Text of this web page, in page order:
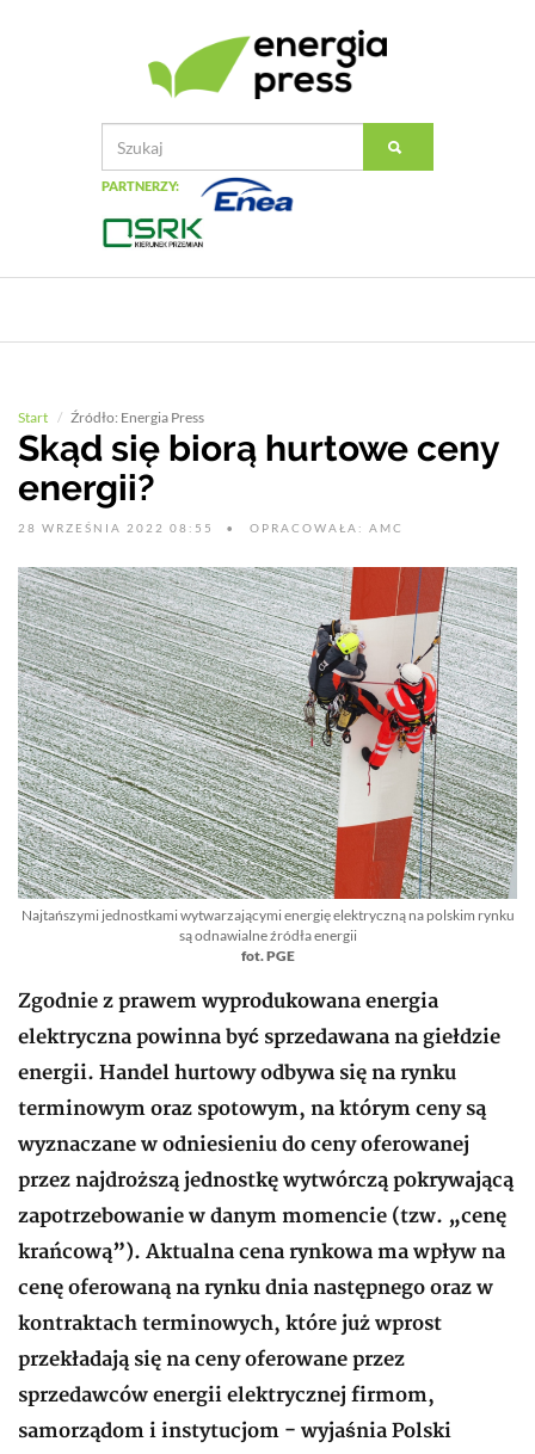
PARTNERZY:
Start Źródło: Energia Press
Skąd się biorą hurtowe ceny
energii?
28 WRZEŚNIA 2022 08:55 OPRACOWAŁA: AMC
Najtańszymi jednostkami wytwarzającymi energię elektryczną na polskim rynku
są odnawialne źródła energii
fot. PGE
Zgodnie z prawem wyprodukowana energia
elektryczna powinna być sprzedawana na giełdzie
energii. Handel hurtowy odbywa się na rynku
terminowym oraz spotowym, na którym ceny są
wyznaczane w odniesieniu do ceny oferowanej
przez najdroższą jednostkę wytwórczą pokrywającą
zapotrzebowanie w danym momencie (tzw. „cenę
krańcową”). Aktualna cena rynkowa ma wpływ na
cenę oferowaną na rynku dnia następnego oraz w
kontraktach terminowych, które już wprost
przekładają się na ceny oferowane przez
sprzedawców energii elektrycznej firmom,
samorządom i instytucjom - wyjaśnia Polski